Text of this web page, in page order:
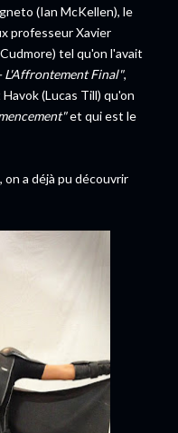
(Ian McKellen), le
professeur Xavier
tel qu'on l'avait
L'Affrontement Final",
(Lucas Till) qu'on
et qui est le
a déjà pu découvrir